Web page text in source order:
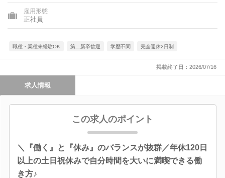
雇用形態
正社員
職種・業種未経験OK 第二新卒歓迎 学歴不問 完全週休2日制
掲載終了日：2026/07/16
求人情報
この求人のポイント
＼『働く』と『休み』のバランスが抜群／年休120日
以上の土日祝休みで自分時間を大いに満喫できる働
き方♪